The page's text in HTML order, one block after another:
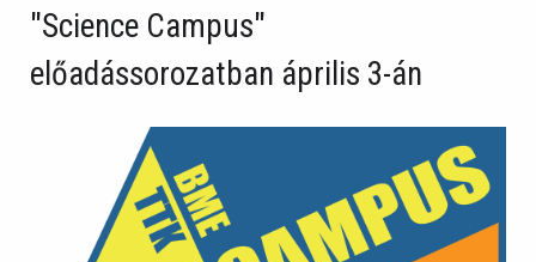
"Science Campus"
előadássorozatban április 3-án